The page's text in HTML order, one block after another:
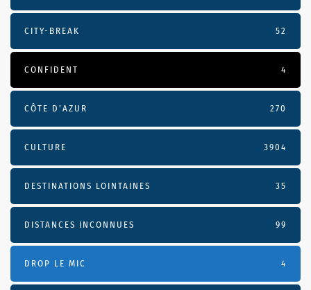
CITY-BREAK 52
CONFIDENT 4
CÔTE D’AZUR 270
CULTURE 3904
DESTINATIONS LOINTAINES 35
DISTANCES INCONNUES 99
DROP LE MIC 4